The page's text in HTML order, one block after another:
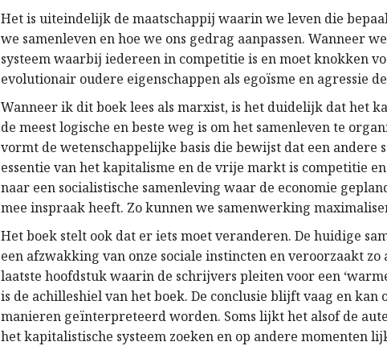
Het is uiteindelijk de maatschappij waarin we leven die
we samenleven en hoe we ons gedrag aanpassen. Wanneer
systeem waarbij iedereen in competitie is en moet knokken
evolutionair oudere eigenschappen als egoïsme en agressie
Wanneer ik dit boek lees als marxist, is het duidelijk dat het
de meest logische en beste weg is om het samenleven te
vormt de wetenschappelijke basis die bewijst dat een andere
essentie van het kapitalisme en de vrije markt is competitie
naar een socialistische samenleving waar de economie
mee inspraak heeft. Zo kunnen we samenwerking
Het boek stelt ook dat er iets moet veranderen. De huidige
een afzwakking van onze sociale instincten en veroorzaakt
laatste hoofdstuk waarin de schrijvers pleiten voor een
is de achilleshiel van het boek. De conclusie blijft vaag en kan
manieren geïnterpreteerd worden. Soms lijkt het alsof de
het kapitalistische systeem zoeken en op andere momenten